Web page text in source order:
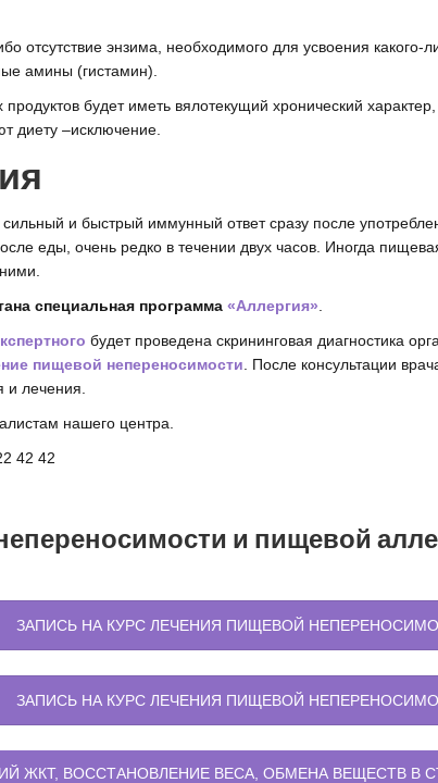
отсутствие энзима, необходимого для усвоения
амины (гистамин).
будет иметь вялотекущий хронический
диету –исключение.
сильный и быстрый иммунный ответ сразу после
еды, очень редко в течении двух часов. Иногда
специальная программа «Аллергия».
будет проведена скрининговая диагностика
пищевой непереносимости. После консультации
и лечения.
нашего центра.
42 42
и пищевой
ЗАПИСЬ НА КУРС ЛЕЧЕНИЯ ПИЩЕВОЙ
ЗАПИСЬ НА КУРС ЛЕЧЕНИЯ ПИЩЕВОЙ
ЖКТ, ВОССТАНОВЛЕНИЕ ВЕСА, ОБМЕНА ВЕЩЕСТВ В